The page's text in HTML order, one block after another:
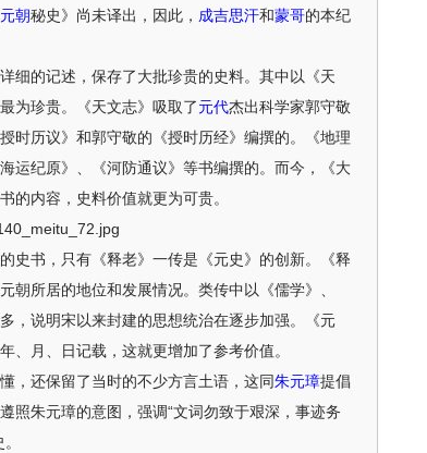
元朝秘史》尚未译出，因此， 成吉思汗和蒙哥的本纪
的记述，保存了大批珍贵的史料。其中以《天
为珍贵。《天文志》吸取了元代杰出科学家郭守敬
时历议》和郭守敬的《授时历经》编撰的。《地理
运纪原》、《河防通议》等书编撰的。而今，《大
的内容，史料价值就更为可贵。
书，只有《释老》一传是《元史》的创新。《释
朝所居的地位和发展情况。类传中以《儒学》、
，说明宋以来封建的思想统治在逐步加强。《元
、月、日记载，这就更增加了参考价值。
还保留了当时的不少方言土语，这同朱元璋提倡
照朱元璋的意图，强调“文词勿致于艰深，事迹务